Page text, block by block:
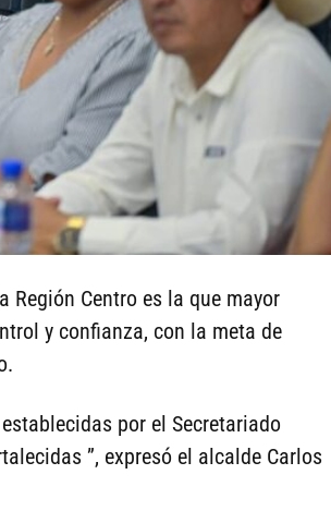
Región Centro es la que mayor
y confianza, con la meta de
por el Secretariado
”, expresó el alcalde Carlos